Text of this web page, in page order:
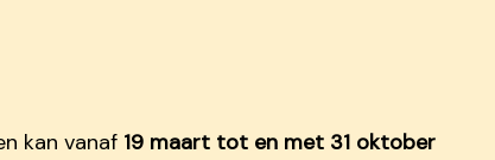
kan vanaf 19 maart tot en met 31 oktober